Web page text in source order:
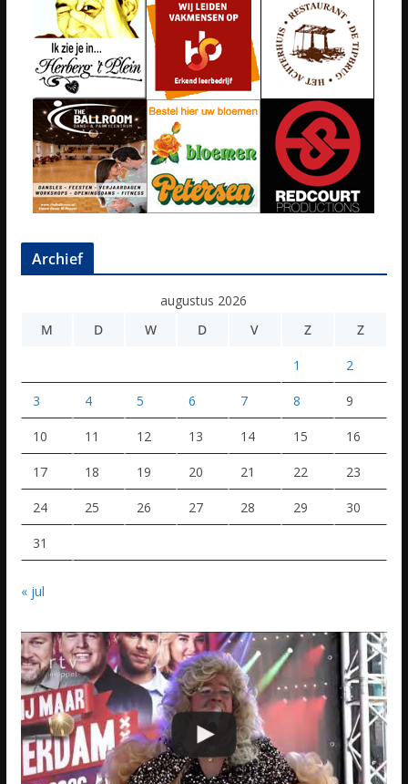
Archief
augustus 2026
M
D W D V Z Z
1 2
3 4 5 6 7 8 9
10 11 12 13 14 15 16
17 18 19 20 21 22 23
24 25 26 27 28 29 30
31
« jul